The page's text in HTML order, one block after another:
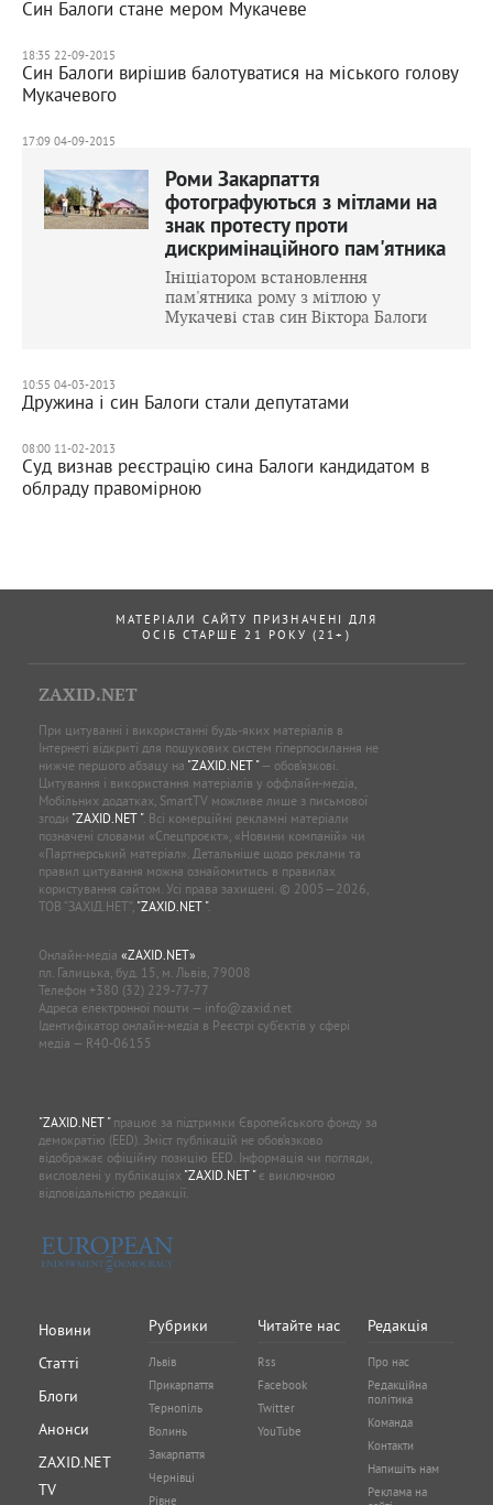
Син Балоги стане мером Мукачеве
18:35 22-09-2015
Син Балоги вирішив балотуватися на міського голову
Мукачевого
17:09 04-09-2015
Роми Закарпаття
фотографуються з мітлами на
знак протесту проти
дискримінаційного пам'ятника
Ініціатором встановлення
пам'ятника рому з мітлою у
Мукачеві став син Віктора Балоги
10:55 04-03-2013
Дружина і син Балоги стали депутатами
08:00 11-02-2013
Суд визнав реєстрацію сина Балоги кандидатом в
облраду правомірною
МАТЕРІАЛИ САЙТУ ПРИЗНАЧЕНІ ДЛЯ
ОСІБ СТАРШЕ 21 РОКУ (21+)
ZAXID.NET
При цитуванні і використанні будь-яких матеріалів в
Інтернеті відкриті для пошукових систем гіперпосилання не
нижче першого абзацу на "ZAXID.NET "— обов’язкові.
Цитування і використання матеріалів у оффлайн-медіа,
Мобільних додатках, SmartTV можливе лише з письмової
згоди "ZAXID.NET ". Всі комерційні рекламні матеріали
позначені словами «Спецпроєкт», «Новини компаній» чи
«Партнерський матеріал». Детальніше щодо реклами та
правил цитування можна ознайомитись в правилах
користування сайтом. Усі права захищені. © 2005—2026,
ТОВ “ЗАХІД.НЕТ”, "ZAXID.NET ".
Онлайн-медіа «ZAXID.NET»
пл. Галицька, буд. 15, м. Львів, 79008
Телефон +380 (32) 229-77-77
Адреса електронної пошти — info@zaxid.net
Ідентифікатор онлайн-медіа в Реєстрі суб'єктів у сфері
медіа — R40-06155
"ZAXID.NET "працює за підтримки Європейського фонду за
демократію (EED). Зміст публікацій не обов’язково
відображає офіційну позицію EED. Інформація чи погляди,
висловлені у публікаціях "ZAXID.NET "є виключною
відповідальністю редакції.
Новини
Статті
Блоги
Анонси
ZAXID.NET
TV
Рубрики
Львів
Прикарпаття
Тернопіль
Волинь
Закарпаття
Чернівці
Рівне
Читайте нас
Rss
Facebook
Twitter
YouTube
Редакція
Про нас
Редакційна
політика
Команда
Контакти
Напишіть нам
Реклама на